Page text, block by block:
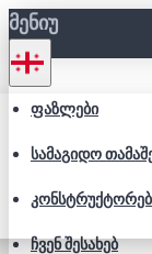
ᲛᲔᲜᲘᲣ
ᲤᲐᲖᲚᲔᲑᲘ
ᲡᲐᲛᲐᲒᲘᲓᲝ
ᲩᲕᲔᲜ ᲨᲔᲡᲐᲮᲔᲑ